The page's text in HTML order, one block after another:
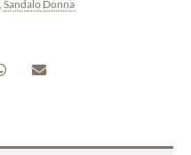
Sandalo Donna